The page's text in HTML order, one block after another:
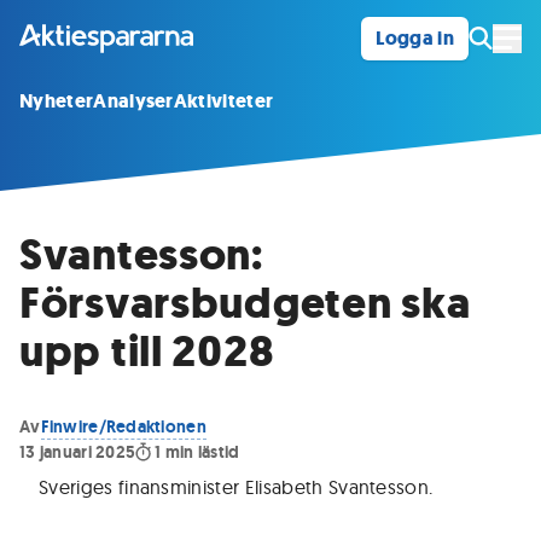
Logga in
NyheterAnalyserAktiviteter
Svantesson:
Försvarsbudgeten ska
upp till 2028
AvFinwire/Redaktionen
13 januari 2025
1 min lästid
Sveriges finansminister Elisabeth Svantesson.